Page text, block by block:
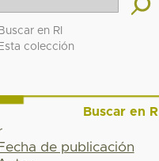
Buscar en RI
Esta colección
Buscar en RI
de publicación